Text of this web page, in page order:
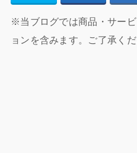
※当ブログでは商品・サー
ョンを含みます。ご了承くだ